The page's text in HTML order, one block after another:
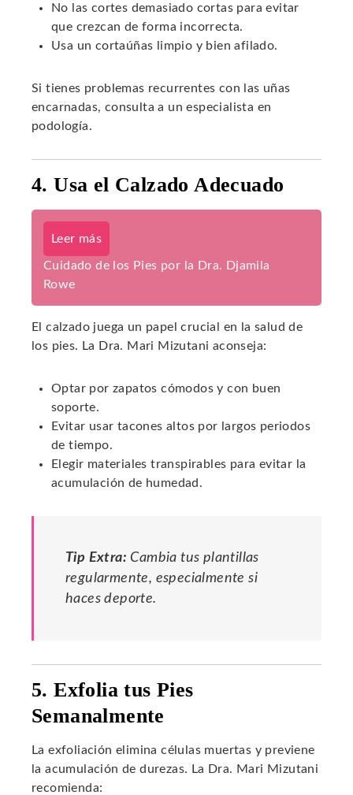
No las cortes demasiado cortas para evitar
que crezcan de forma incorrecta.
Usa un cortaúñas limpio y bien afilado.
Si tienes problemas recurrentes con las uñas
encarnadas, consulta a un especialista en
podología.
4. Usa el Calzado Adecuado
Leer más
Cuidado de los Pies por la Dra. Djamila
Rowe
El calzado juega un papel crucial en la salud de
los pies. La Dra. Mari Mizutani aconseja:
Optar por zapatos cómodos y con buen
soporte.
Evitar usar tacones altos por largos periodos
de tiempo.
Elegir materiales transpirables para evitar la
acumulación de humedad.
Tip Extra: Cambia tus plantillas
regularmente, especialmente si
haces deporte.
5. Exfolia tus Pies
Semanalmente
La exfoliación elimina células muertas y previene
la acumulación de durezas. La Dra. Mari Mizutani
recomienda: